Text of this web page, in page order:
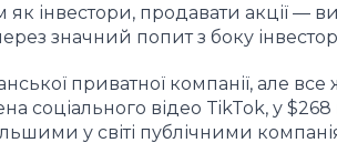
як інвестори, продавати акції —
значний попит з боку
приватної компанії, але все
соціального відео TikTok, у
у світі публічними